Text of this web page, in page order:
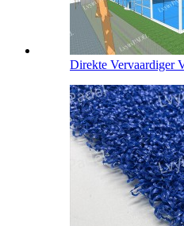
Direkte Vervaardiger